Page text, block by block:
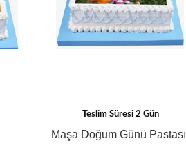
Teslim Süresi 2 Gün
Maşa Doğum Günü Pastası